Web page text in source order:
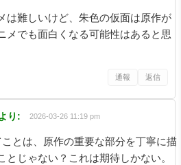
は難しいけど、朱色の仮面は原作が
メでも面白くなる可能性はあると思
通報 返信
より: 2026-03-26 11:19 pm
とは、原作の重要な部分を丁寧に描
とじゃない？これは期待しかない。